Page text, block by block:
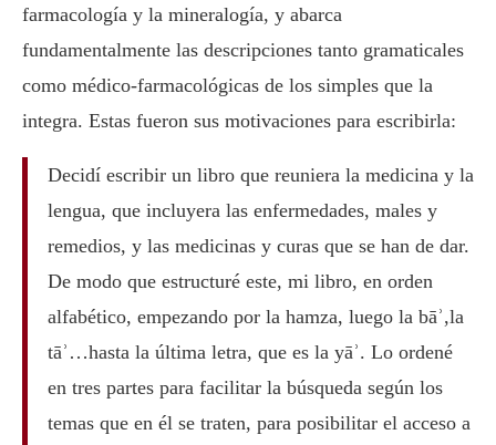
farmacología y la mineralogía, y abarca
fundamentalmente las descripciones tanto gramaticales
como médico-farmacológicas de los simples que la
integra. Estas fueron sus motivaciones para escribirla:
Decidí escribir un libro que reuniera la medicina y la
lengua, que incluyera las enfermedades, males y
remedios, y las medicinas y curas que se han de dar.
De modo que estructuré este, mi libro, en orden
alfabético, empezando por la hamza, luego la bāʾ,la
tāʾ…hasta la última letra, que es la yāʾ. Lo ordené
en tres partes para facilitar la búsqueda según los
temas que en él se traten, para posibilitar el acceso a